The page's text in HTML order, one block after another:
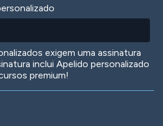
exigem uma assinatura
inclui Apelido personalizado
premium!